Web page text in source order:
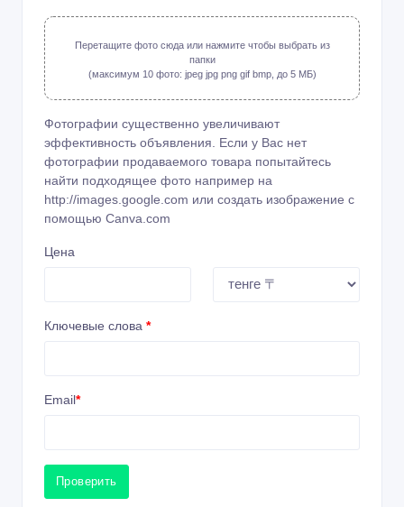
Перетащите фото сюда или нажмите чтобы выбрать из
папки
(максимум 10 фото: jpeg jpg png gif bmp, до 5 МБ)
Фотографии существенно увеличивают
эффективность объявления. Если у Вас нет
фотографии продаваемого товара попытайтесь
найти подходящее фото например на
http://images.google.com или создать изображение с
помощью Canva.com
Цена
Ключевые слова *
Email*
Проверить